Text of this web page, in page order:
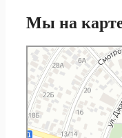
Мы на
МБОУ Лицей № 57 имени
Лицей в Ростове‑на‑Дону